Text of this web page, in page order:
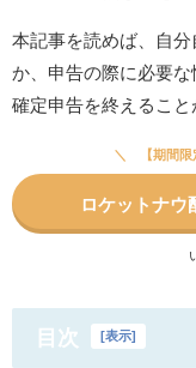
本記事を読めば、自
か、申告の際に必要
確定申告を終えること
【期間
ロケットナウ
目次 表示